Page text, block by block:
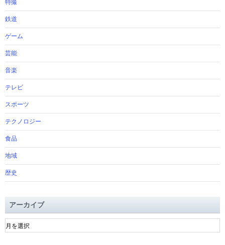
特撮
鉄道
ゲーム
芸能
音楽
テレビ
スポーツ
テクノロジー
食品
地域
歴史
アーカイブ
ア
ー